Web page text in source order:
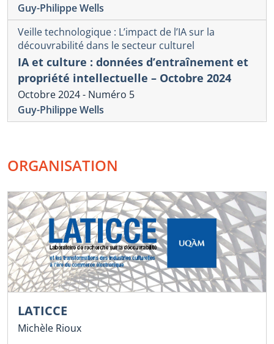
Guy-Philippe Wells
Veille technologique : L’impact de l’IA sur la
découvrabilité dans le secteur culturel
IA et culture : données d’entraînement et
propriété intellectuelle – Octobre 2024
Octobre 2024 - Numéro 5
Guy-Philippe Wells
ORGANISATION
LATICCE
Michèle Rioux